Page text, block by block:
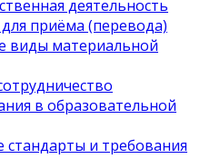
деятельность
приёма (перевода)
виды материальной
в образовательной
и требования